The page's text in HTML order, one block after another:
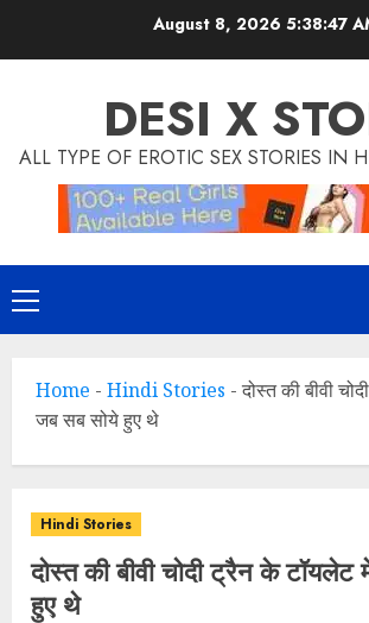
August 8, 2026 5:38:48
DESI X
ALL TYPE OF EROTIC SEX STORIES IN
Primary
Menu
Home - Hindi Stories - दोस्त की बीवी
जब सब सोये हुए थे
Hindi Stories
दोस्त की बीवी चोदी ट्रैन के
हुए थे
modal-